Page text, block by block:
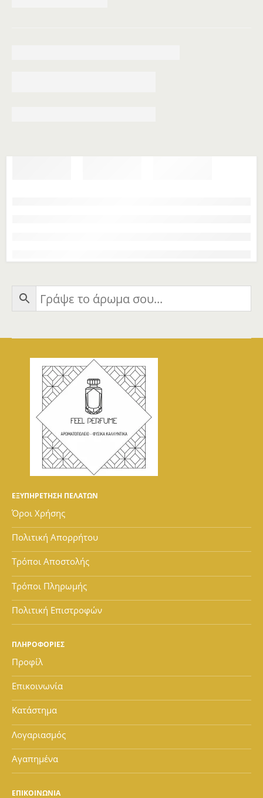
ΕΞΥΠΗΡΕΤΗΣΗ ΠΕΛΑΤΩΝ
Όροι Χρήσης
Πολιτική Απορρήτου
Τρόποι Αποστολής
Τρόποι Πληρωμής
Πολιτική Επιστροφών
ΠΛΗΡΟΦΟΡΙΕΣ
Προφίλ
Επικοινωνία
Κατάστημα
Λογαριασμός
Αγαπημένα
ΕΠΙΚΟΙΝΩΝΙΑ